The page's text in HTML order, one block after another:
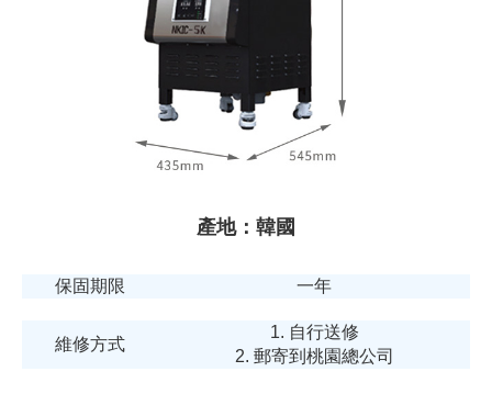
產地：韓國
保固期限 一年
維修方式
1. 自行送修
2. 郵寄到桃園總公司